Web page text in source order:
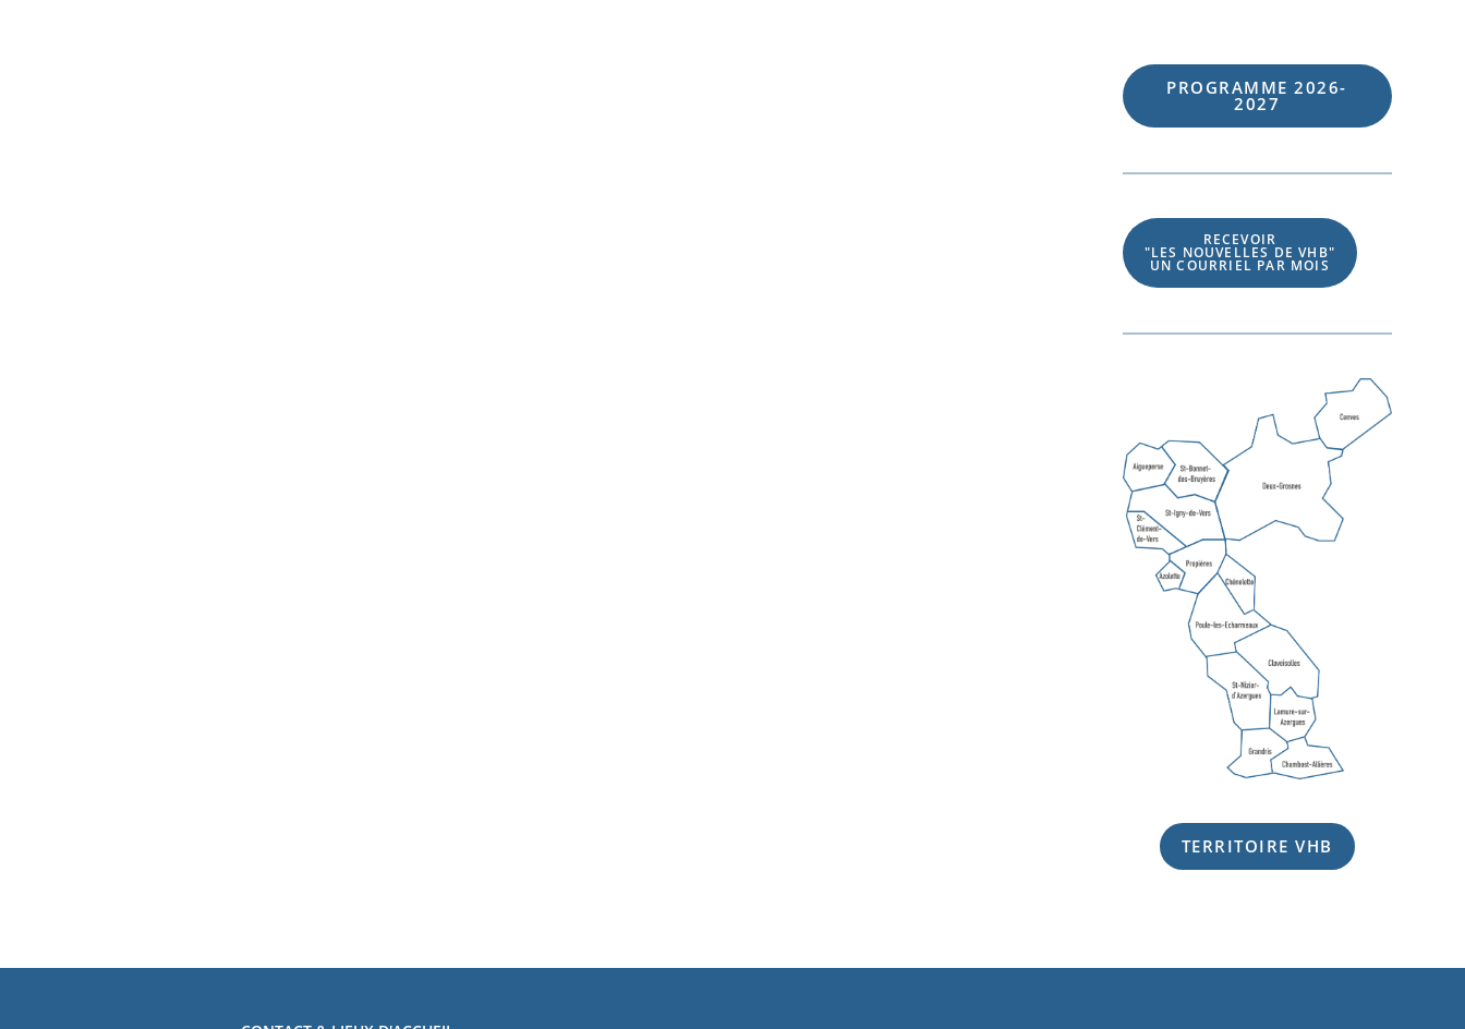
PROGRAMME 2026-
2027
RECEVOIR
"LES NOUVELLES DE VHB"
UN COURRIEL PAR MOIS
TERRITOIRE VHB